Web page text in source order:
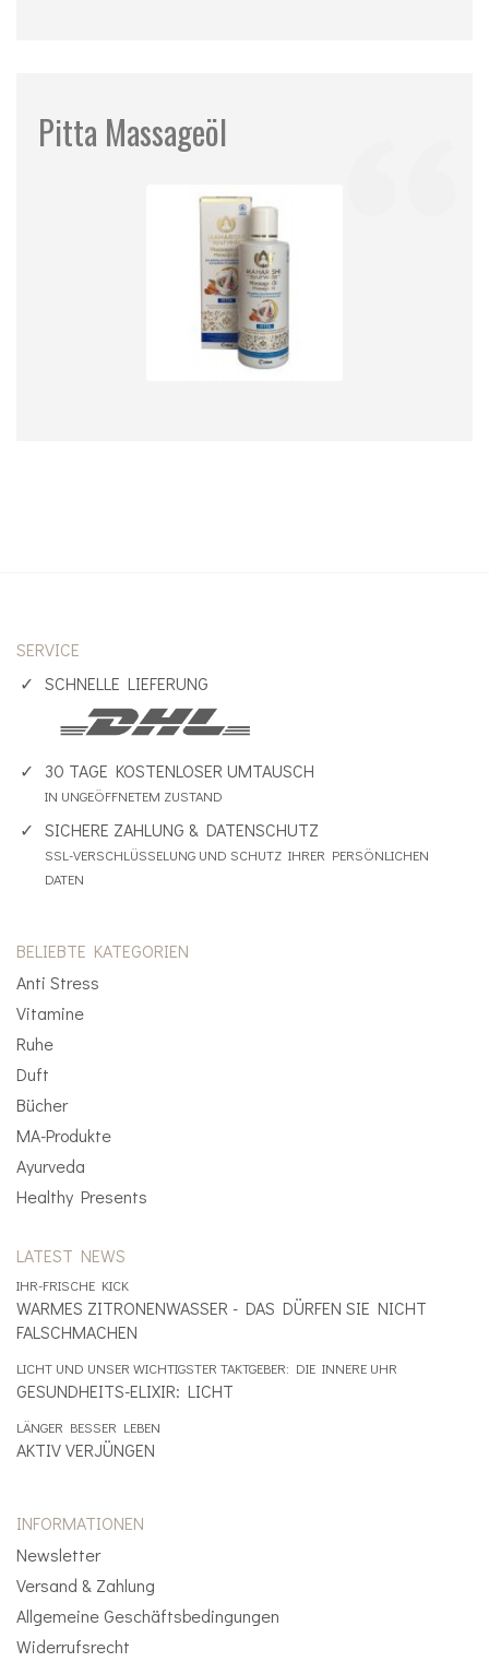
Pitta Massageöl
SERVICE
SCHNELLE LIEFERUNG
30 TAGE KOSTENLOSER UMTAUSCH
IN UNGEÖFFNETEM ZUSTAND
SICHERE ZAHLUNG & DATENSCHUTZ
SSL-VERSCHLÜSSELUNG UND SCHUTZ IHRER PERSÖNLICHEN
DATEN
BELIEBTE KATEGORIEN
Anti Stress
Vitamine
Ruhe
Duft
Bücher
MA-Produkte
Ayurveda
Healthy Presents
LATEST NEWS
IHR-FRISCHE KICK
WARMES ZITRONENWASSER - DAS DÜRFEN SIE NICHT
FALSCHMACHEN
LICHT UND UNSER WICHTIGSTER TAKTGEBER: DIE INNERE UHR
GESUNDHEITS-ELIXIR: LICHT
LÄNGER BESSER LEBEN
AKTIV VERJÜNGEN
INFORMATIONEN
Newsletter
Versand & Zahlung
Allgemeine Geschäftsbedingungen
Widerrufsrecht